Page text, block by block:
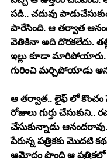
పడి.. చదువు
పారేసింది. ఆ తర్వాత
వెతికినా అది దొరకలేదు.
ఇల్లు కూడా మారిపోయారు.
గురించి మర్చిపోయాడు
ఆ తర్వాత.. లైఫ్ లో
రోజులు గుర్తు
చేసుకున్నాడు
పేరున్న పత్రికకు మొదటి
ఆమోదం పొంది ఆ పత్రికలో